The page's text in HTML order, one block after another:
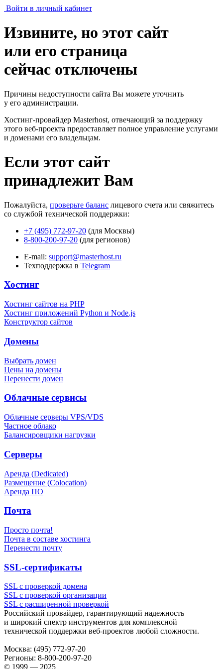
Войти в личный кабинет
Извините, но этот сайт
или его страница
сейчас отключены
Причины недоступности сайта Вы можете уточнить
у его администрации.
Хостинг-провайдер Masterhost, отвечающий за поддержку
этого веб-проекта предоставляет полное управление услугами
и доменами его владельцам.
Если этот сайт
принадлежит Вам
Пожалуйста, проверьте баланс лицевого счета или свяжитесь
со службой технической поддержки:
+7 (495) 772-97-20 (для Москвы)
8-800-200-97-20 (для регионов)
E-mail: support@masterhost.ru
Техподдержка в Telegram
Хостинг
Хостинг сайтов на PHP
Хостинг приложений Python и Node.js
Конструктор сайтов
Домены
Выбрать домен
Цены на домены
Перенести домен
Облачные сервисы
Облачные серверы VPS/VDS
Частное облако
Балансировщики нагрузки
Серверы
Аренда (Dedicated)
Размещение (Colocation)
Аренда ПО
Почта
Просто почта!
Почта в составе хостинга
Перенести почту
SSL-сертификаты
SSL с проверкой домена
SSL с проверкой организации
SSL с расширенной проверкой
Российский провайдер, гарантирующий надежность
и широкий спектр инструментов для комплексной
технической поддержки веб-проектов любой сложности.
Москва: (495) 772-97-20
Регионы: 8-800-200-97-20
© 1999 — 2025